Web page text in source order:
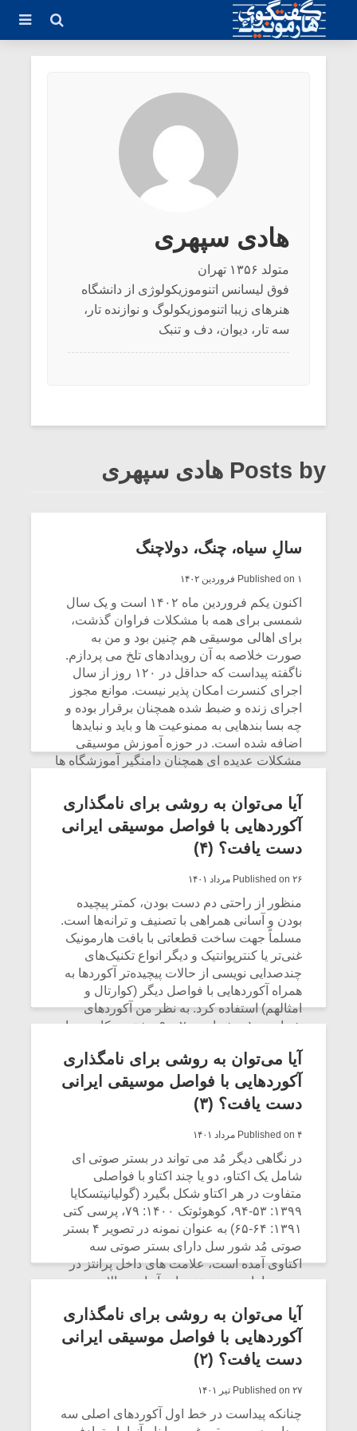
هادی سپهری
متولد ۱۳۵۶ تهران
فوق لیسانس اتنوموزیکولوژی از دانشگاه
هنرهای زیبا اتنوموزیکولوگ و نوازنده تار،
سه تار، دیوان، دف و تنبک
Posts by هادی سپهری
سالِ سیاه، چنگ، دولاچنگ
Published on ۱ فروردین ۱۴۰۲
اکنون یکم فروردین ماه ۱۴۰۲ است و یک سال
شمسی برای همه با مشکلات فراوان گذشت،
برای اهالی موسیقی هم چنین بود و من به
صورت خلاصه به آن رویدادهای تلخ می پردازم.
ناگفته پیداست که حداقل در ۱۲۰ روز از سال
اجرای کنسرت امکان پذیر نیست. موانع مجوز
اجرای زنده و ضبط شده همچنان برقرار بوده و
چه بسا بندهایی به ممنوعیت ها و باید و نبایدها
اضافه شده است. در حوزه آموزش موسیقی
مشکلات عدیده ای همچنان دامنگیر آموزشگاه ها
دریافت مالیات های گزاف و عدم برخورداری از
معافیت های قانونی، عوارض هنگفت شهرداری،
اجاره بهای سنگین ملکی و کم شدن هنرجو به
دلیل گرانی بیش از حد آلات موسیقی که باعث
برای خود یا فرزندان‌شان را ندارند، در ضمن
اساساً هنر و موسیقی هرگز در اولویت نبوده و
نیست، و این موضوع با توجه به عدم رفع
نیازهای اساسی مردم برای زندگی، قابل درک
است.
CONTINUE READING
آیا می‌توان به روشی برای نامگذاری
آکوردهایی با فواصل موسیقی ایرانی
دست یافت؟ (۴)
Published on ۲۶ مرداد ۱۴۰۱
منظور از راحتی دم دست بودن، کمتر پیچیده
بودن و آسانی همراهی با تصنیف و ترانه‌ها است.
مسلماً جهت ساخت قطعاتی با بافت هارمونیک
غنی‌تر یا کنترپوانتیک و دیگر انواع تکنیک‌های
چندصدایی نویسی از حالات پیچیده‌تر آکوردها به
همراه آکوردهایی با فواصل دیگر (کوارتال و
امثالهم) استفاده کرد. به نظر من آکوردهای
شماره‌ی ۱ و شماره‌ی ۲ و ۹ بیشترین کاربرد را
مختصر نویسی آکوردها چنین است: آکورد
شماره‌ی یک نام «رُهاب» با نشان اختصاری
«R»، و آکورد شماره‌ی دو نام «چهارگاه»
نهم نام «شهناز» می‌دهم با نشان اختصاری «S».
CONTINUE READING
آیا می‌توان به روشی برای نامگذاری
آکوردهایی با فواصل موسیقی ایرانی
دست یافت؟ (۳)
Published on ۴ مرداد ۱۴۰۱
در نگاهی دیگر مُد می تواند در بستر صوتی ای
شامل یک اکتاو، دو یا چند اکتاو با فواصلی
متفاوت در هر اکتاو شکل بگیرد (گولیانیتسکایا
۱۳۹۹: ۵۳-۹۴، کوهوئوتک ۱۴۰۰: ۷۹، پرسی کتی
۱۳۹۱: ۶۴-۶۵) به عنوان نمونه در تصویر ۴ بستر
صوتی مُد شور سل دارای بستر صوتی سه
اکتاوی آمده است، علامت های داخل پرانتز در
زیر صداها به معنی تغییرات آنها در حالات
ملودی) یا به عنوان متغیر تزئینی است (چاشنی).
اما در نگاهی دیگر مدها در گستره ی یک اکتاو
شکل می گیرند (تصویر ۵).
آیا می‌توان به روشی برای نامگذاری
آکوردهایی با فواصل موسیقی ایرانی
دست یافت؟ (۲)
Published on ۲۷ تیر ۱۴۰۱
چنانکه پیداست در خط اول آکوردهای اصلی سه
میکلوش روژا
متن فیلم «متری
شیش و نیم»
مشهورترین باشی،
بدنام ترین باش